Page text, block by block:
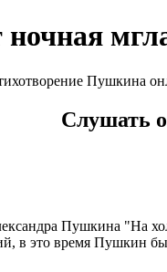
Слушать
Пушкина "На
в это время Пушкин